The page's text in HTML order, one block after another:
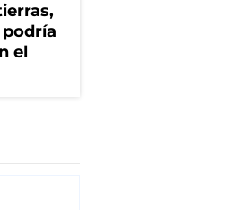
el